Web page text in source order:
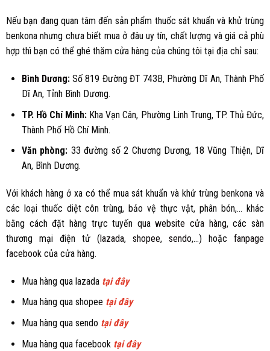
Nếu bạn đang quan tâm đến sản phẩm thuốc sát khuẩn và khử trùng
benkona nhưng chưa biết mua ở đâu uy tín, chất lượng và giá cả phù
hợp thì bạn có thể ghé thăm cửa hàng của chúng tôi tại địa chỉ sau:
Bình Dương: Số 819 Đường ĐT 743B, Phường Dĩ An, Thành Phố
Dĩ An, Tỉnh Bình Dương.
TP. Hồ Chí Minh: Kha Vạn Cân, Phường Linh Trung, TP. Thủ Đức,
Thành Phố Hồ Chí Minh.
Văn phòng: 33 đường số 2 Chương Dương, 18 Vũng Thiện, Dĩ
An, Bình Dương.
Với khách hàng ở xa có thể mua sát khuẩn và khử trùng benkona và
các loại thuốc diệt côn trùng, bảo vệ thực vật, phân bón,… khác
bằng cách đặt hàng trực tuyến quawebsite cửa hàng, các sàn
thương mại điện tử (lazada, shopee, sendo,...) hoặc fanpage
facebook của cửa hàng.
Mua hàng qua lazada tại đây
Mua hàng qua shopee tại đây
Mua hàng qua sendo tại đây
Mua hàng qua facebook tại đây